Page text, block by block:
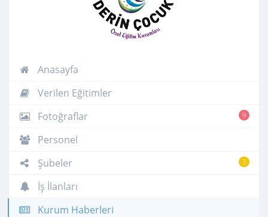
Anasayfa
Verilen Eğitimler
9
Fotoğraflar
Personel
3
Şubeler
İş İlanları
Kurum Haberleri